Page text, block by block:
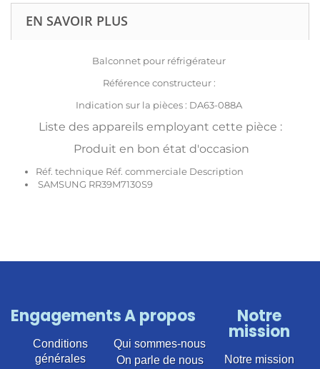
EN SAVOIR PLUS
Balconnet pour réfrigérateur
Référence constructeur :
Indication sur la pièces : DA63-088A
Liste des appareils employant cette pièce :
Produit en bon état d'occasion
Réf. technique Réf. commerciale Description
SAMSUNG RR39M7130S9
Engagements
Conditions
générales
A propos
Qui sommes-nous
On parle de nous
Notre
mission
Notre mission